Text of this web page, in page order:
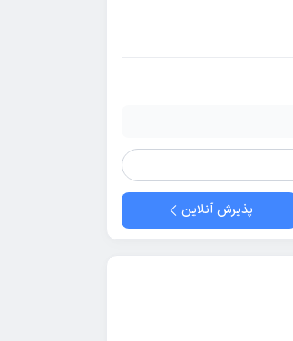
پذیرش آنلاین